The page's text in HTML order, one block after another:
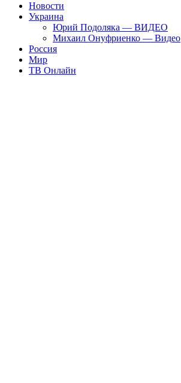
Новости
Украина
Юрий Подоляка — ВИДЕО
Михаил Онуфриенко — Видео
Россия
Мир
ТВ Онлайн